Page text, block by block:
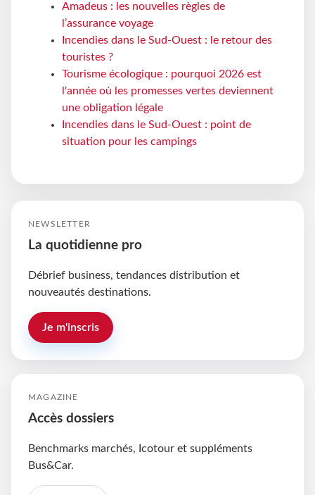
Amadeus : les nouvelles règles de
l’assurance voyage
Incendies dans le Sud-Ouest : le retour des
touristes ?
Tourisme écologique : pourquoi 2026 est
l'année où les promesses vertes deviennent
une obligation légale
Incendies dans le Sud-Ouest : point de
situation pour les campings
NEWSLETTER
La quotidienne pro
Débrief business, tendances distribution et
nouveautés destinations.
Je m'inscris
MAGAZINE
Accès dossiers
Benchmarks marchés, Icotour et suppléments
Bus&Car.